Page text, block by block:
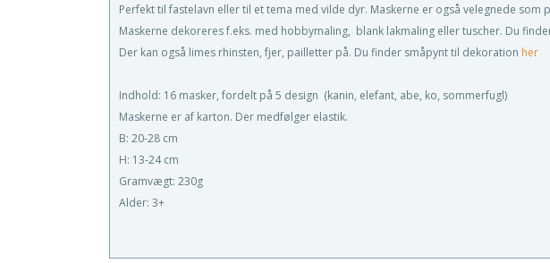
Perfekt til fastelavn eller til et tema med vilde dyr. Maskerne er også velegnede som
Maskerne dekoreres f.eks. med hobbymaling, blank lakmaling eller tuscher. Du
Der kan også limes rhinsten, fjer, pailletter på. Du finder småpynt til dekoration her
Indhold: 16 masker, fordelt på 5 design (kanin, elefant, abe, ko, sommerfugl)
Maskerne er af karton. Der medfølger elastik.
B: 20-28 cm
H: 13-24 cm
Gramvægt: 230g
Alder: 3+